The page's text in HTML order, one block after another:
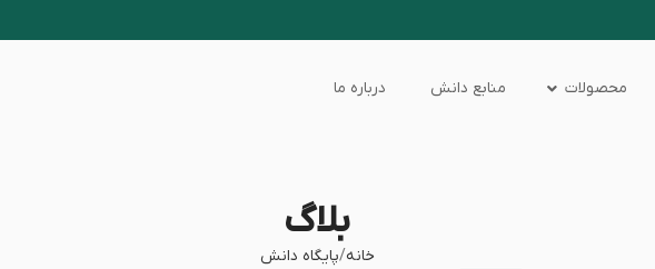
محصولات منابع دانش درباره ما
بلاگ
خانه پایگاه دانش